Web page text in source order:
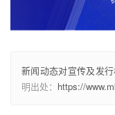
新闻动态对宣传及发
明出处： https://